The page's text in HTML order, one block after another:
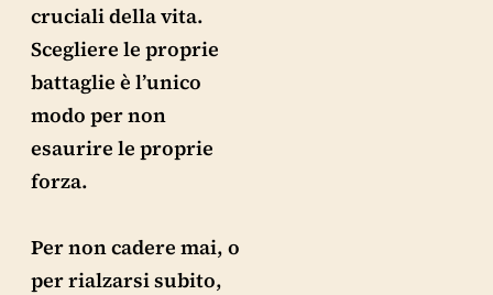
cruciali della vita.
Scegliere le proprie
battaglie è l’unico
modo per non
esaurire le proprie
forza.
Per non cadere mai, o
per rialzarsi subito,